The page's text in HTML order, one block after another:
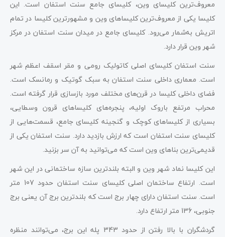
معروف‌ترین کلیسای وین، کلیسای جامع سنت استفان است. این
کلیسا یکی از معروف‌ترین کلیساهای وین و مشهورترین کلیسا در تمام
اتریش به‌شمار می‌رود. کلیسای جامع در میدان سنت استفان در مرکز
شهر وین قرار دارد.
سنت استفان کلیسای اصلی کاتولیک رومی و مقر اسقف اعظم شهر
است. معماری داخلی سنت استفان به سبک گوتیک و رمانسک است.
فضای داخلی کلیسا در قرن‌های مختلف مورد بازسازی قرار گرفته است.
محراب مرتفع باروک اولیه، پنجره‌های کلیساهای قرون وسطایی،
بسیاری از کلیساهای کوچک و گنجینه کلیسای جامع، قسمت‌هایی از
کلیسای سنت استفان است که ارزش بازدید دارد. سنت استفان یکی از
قدیمی‌ترین بناهای وین است که می‌توانید به آن سر بزنید.
این کلیسا نماد شهر وین و البته بلندترین سازه ساختمانی در این شهر
است. ارتفاع ساختمان اصلی کلیسای سنت استفان حدود 107 متر
است. سنت استفان دارای چهار برج است که بلندترین برج آن یعنی برج
جنوبی، 136 متر ارتفاع دارد.
گردشگران با بالا رفتن از حدود 343 پله این برج، می‌توانند منظره‌